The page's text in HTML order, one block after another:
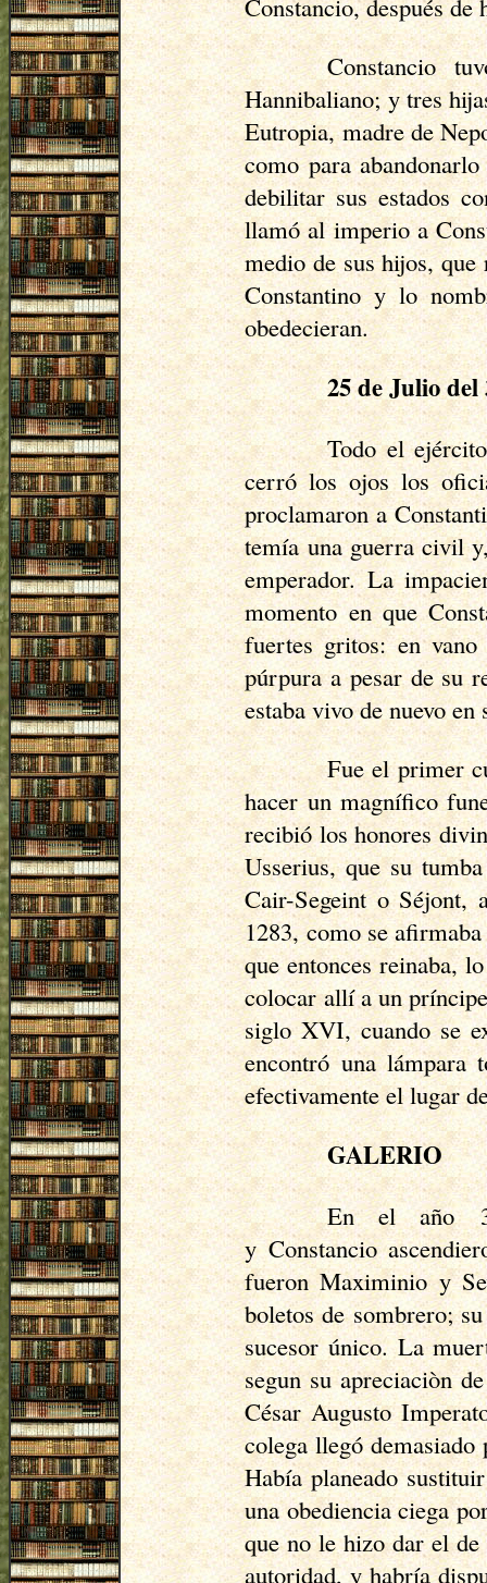
Constancio, después
Constancio
Hannibaliano; y tres
Eutropia, madre de
como para
debilitar sus estados
llamó al imperio a
medio de sus hijos,
Constantino y lo
obedecieran.
25 de Julio del
Todo el
cerró los ojos los
proclamaron a
temía una guerra civil
emperador. La
momento en que
fuertes gritos: en
púrpura a pesar de su
estaba vivo de nuevo
Fue el primer
hacer un magnífico
recibió los honores
Usserius, que su
Cair-SegeintoSéjont,
1283, como se
que entonces reinaba,
colocar allí a un
siglo XVI, cuando se
encontró una lámpara
efectivamente el lugar
GALERIO
En el año
y Constancio
fueron Maximinio y
boletos de sombrero;
sucesor único. La
segun su apreciaciòn
César Augusto
colega llegó
Había planeado
una obediencia ciega
que no le hizo dar el
autoridad, y habría